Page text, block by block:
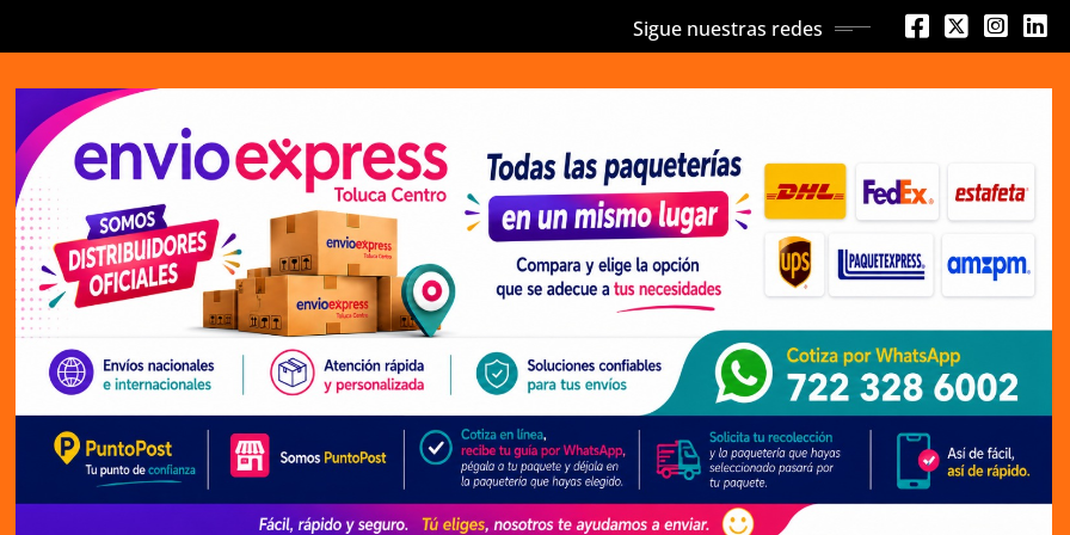
Sigue nuestras redes